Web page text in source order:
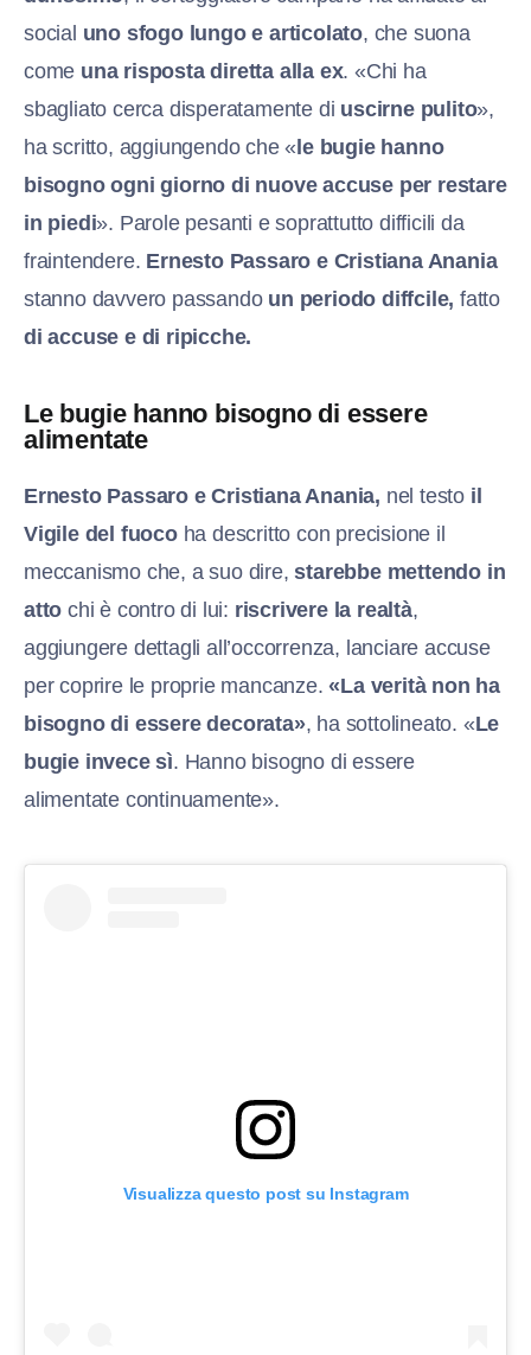
social uno sfogo lungo e articolato, che suona
come una risposta diretta alla ex. «Chi ha
sbagliato cerca disperatamente di uscirne pulito»,
ha scritto, aggiungendo che «le bugie hanno
bisogno ogni giorno di nuove accuse per restare
in piedi». Parole pesanti e soprattutto difficili da
fraintendere. Ernesto Passaro e Cristiana Anania
stanno davvero passandoun periodo diffcile,fatto
di accuse e di ripicche.
Le bugie hanno bisogno di essere
alimentate
Ernesto Passaro e Cristiana Anania, nel testo il
Vigile del fuocoha descritto con precisione il
meccanismo che, a suo dire,starebbe mettendo in
atto chi è contro di lui: riscrivere la realtà,
aggiungere dettagli all’occorrenza, lanciare accuse
per coprire le proprie mancanze.«La verità non ha
bisogno di essere decorata», ha sottolineato. «Le
bugie invece sì. Hanno bisogno di essere
alimentate continuamente».
Visualizza questo post su Instagram